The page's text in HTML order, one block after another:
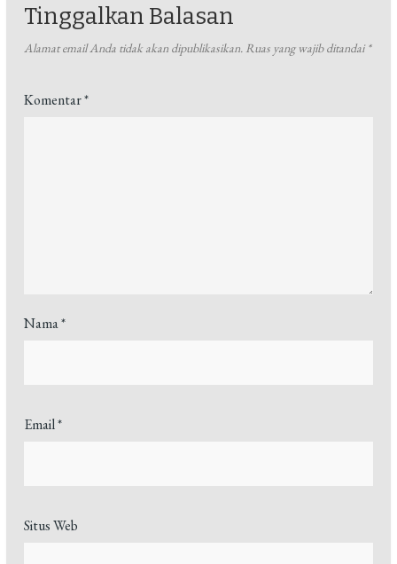
Tinggalkan Balasan
Alamat email Anda tidak akan dipublikasikan. Ruas yang wajib ditandai *
Komentar*
Nama*
Email*
Situs Web